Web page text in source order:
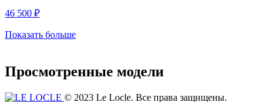
46 500 ₽
Показать больше
Просмотренные модели
© 2023 Le Locle. Все права защищены.